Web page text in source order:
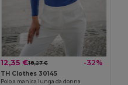
12,35 €18,27 € -32%
TH Clothes 30145
Polo a manica lunga da donna